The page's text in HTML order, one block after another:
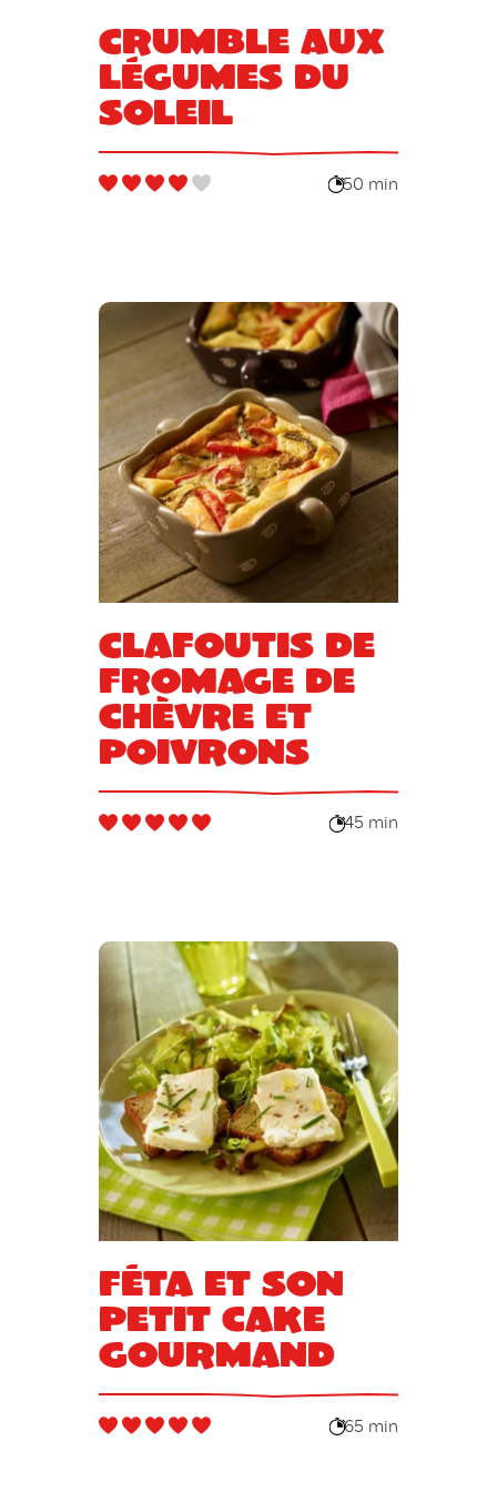
Crumble aux
légumes du
soleil
50 min
Clafoutis de
fromage de
chèvre et
poivrons
45 min
Féta et son
petit cake
gourmand
65 min